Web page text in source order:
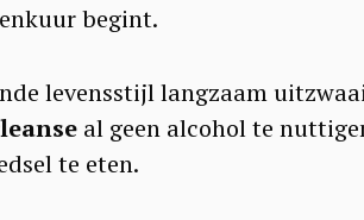
begint.
levensstijl langzaam
al geen alcohol te
te eten.